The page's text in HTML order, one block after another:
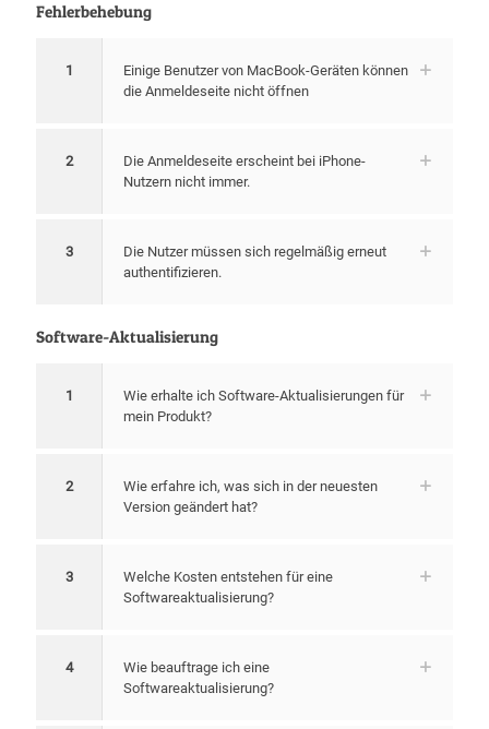
Fehlerbehebung
1
Einige Benutzer von MacBook-Geräten können
die Anmeldeseite nicht öffnen
2
Die Anmeldeseite erscheint bei iPhone-
Nutzern nicht immer.
3
Die Nutzer müssen sich regelmäßig erneut
authentifizieren.
Software-Aktualisierung
1
Wie erhalte ich Software-Aktualisierungen für
mein Produkt?
2
Wie erfahre ich, was sich in der neuesten
Version geändert hat?
3
Welche Kosten entstehen für eine
Softwareaktualisierung?
4
Wie beauftrage ich eine
Softwareaktualisierung?